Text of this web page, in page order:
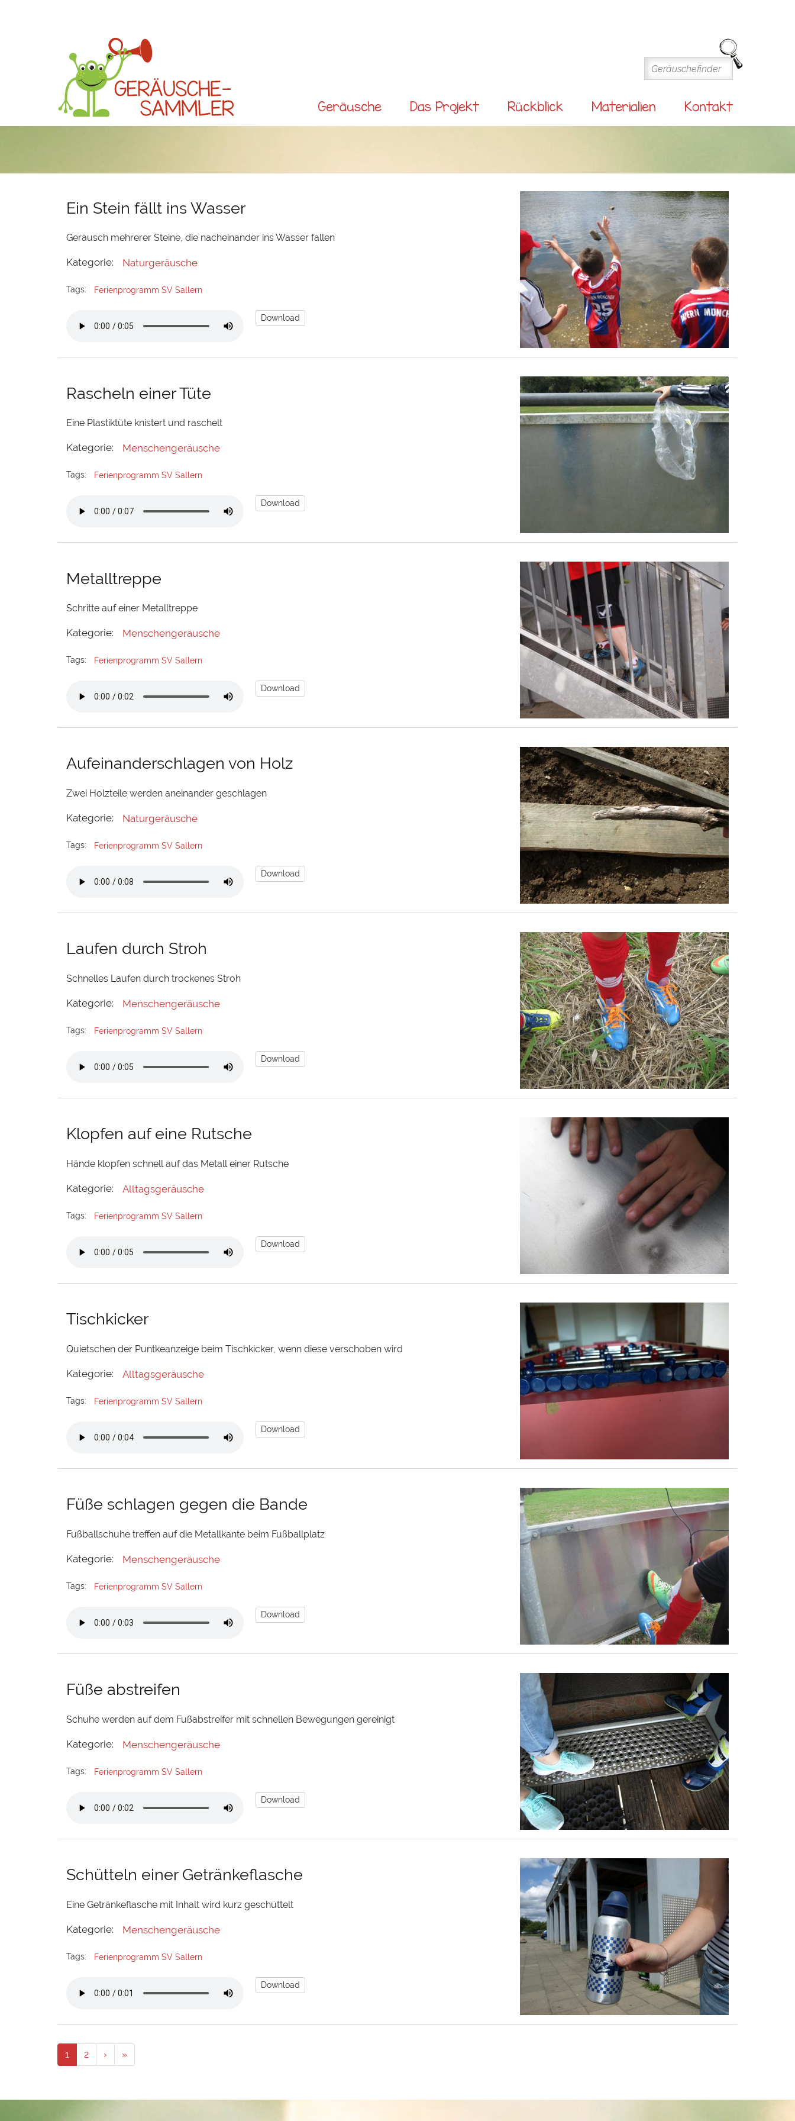
Main
menuGeräusche Das Projekt Rückblick Materialien Kontakt
Ein Stein fällt ins Wasser
Geräusch mehrerer Steine, die nacheinander ins Wasser fallen
Kategorie: Naturgeräusche
Tags: Ferienprogramm SV Sallern
Download
Rascheln einer Tüte
Eine Plastiktüte knistert und raschelt
Kategorie: Menschengeräusche
Tags: Ferienprogramm SV Sallern
Download
Metalltreppe
Schritte auf einer Metalltreppe
Kategorie: Menschengeräusche
Tags: Ferienprogramm SV Sallern
Download
Aufeinanderschlagen von Holz
Zwei Holzteile werden aneinander geschlagen
Kategorie: Naturgeräusche
Tags: Ferienprogramm SV Sallern
Download
Laufen durch Stroh
Schnelles Laufen durch trockenes Stroh
Kategorie: Menschengeräusche
Tags: Ferienprogramm SV Sallern
Download
Klopfen auf eine Rutsche
Hände klopfen schnell auf das Metall einer Rutsche
Kategorie: Alltagsgeräusche
Tags: Ferienprogramm SV Sallern
Download
Tischkicker
Quietschen der Puntkeanzeige beim Tischkicker, wenn diese verschoben wird
Kategorie: Alltagsgeräusche
Tags: Ferienprogramm SV Sallern
Download
Füße schlagen gegen die Bande
Fußballschuhe treffen auf die Metallkante beim Fußballplatz
Kategorie: Menschengeräusche
Tags: Ferienprogramm SV Sallern
Download
Füße abstreifen
Schuhe werden auf dem Fußabstreifer mit schnellen Bewegungen gereinigt
Kategorie: Menschengeräusche
Tags: Ferienprogramm SV Sallern
Download
Schütteln einer Getränkeflasche
Eine Getränkeflasche mit Inhalt wird kurz geschüttelt
Kategorie: Menschengeräusche
Tags: Ferienprogramm SV Sallern
Download
Seitennummerierung
Aktuelle
Seite
1
Neueste
Geräusche
2 › »Last
»